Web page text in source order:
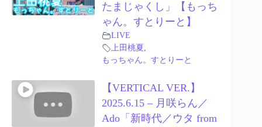
たまじゃくし」【もっち
ゃん。すとりーと】
LIVE
上田桃夏
もっちゃん。すとりーと
【VERTICAL VER.】
2025.6.15 – 月咲らん／
Ado「新時代／ウタ from